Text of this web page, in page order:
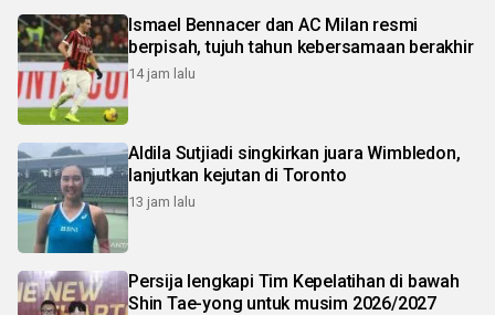
Ismael Bennacer dan AC Milan resmi
berpisah, tujuh tahun kebersamaan berakhir
14 jam lalu
Aldila Sutjiadi singkirkan juara Wimbledon,
lanjutkan kejutan di Toronto
13 jam lalu
Persija lengkapi Tim Kepelatihan di bawah
Shin Tae-yong untuk musim 2026/2027